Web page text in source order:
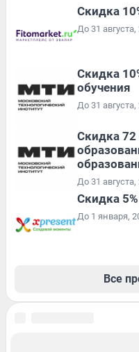
Скидка
До 31 августа,
Скидка
обучения
До 31 августа,
Скидка
До 31 августа,
Скидка
До 1 января,
Все